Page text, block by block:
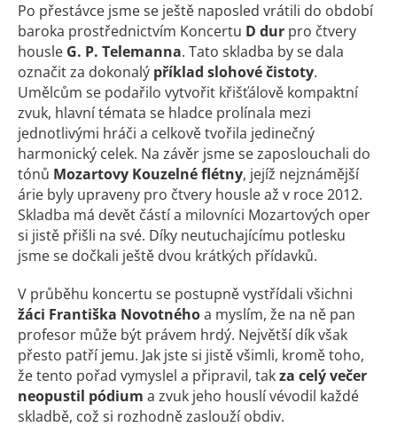
Po přestávce jsme se ještě naposled vrátili do období
baroka prostřednictvím Koncertu D dur pro čtvery
housle G. P. Telemanna. Tato skladba by se dala
označit za dokonalý příklad slohové čistoty.
Umělcům se podařilo vytvořit křišťálově kompaktní
zvuk, hlavní témata se hladce prolínala mezi
jednotlivými hráči a celkově tvořila jedinečný
harmonický celek. Na závěr jsme se zaposlouchali do
tónů Mozartovy Kouzelné flétny, jejíž nejznámější
árie byly upraveny pro čtvery housle až v roce 2012.
Skladba má devět částí a milovníci Mozartových oper
si jistě přišli na své. Díky neutuchajícímu potlesku
jsme se dočkali ještě dvou krátkých přídavků.
V průběhu koncertu se postupně vystřídali všichni
žáci Františka Novotnéhoa myslím, že na ně pan
profesor může být právem hrdý. Největší dík však
přesto patří jemu. Jak jste si jistě všimli, kromě toho,
že tento pořad vymyslel a připravil, takza celý večer
neopustil pódium a zvuk jeho houslí vévodil každé
skladbě, což si rozhodně zaslouží obdiv.